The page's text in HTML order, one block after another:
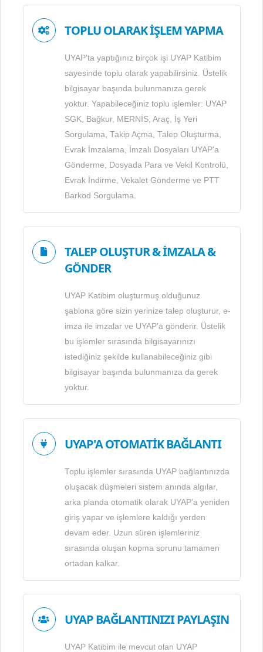
TOPLU OLARAK İŞLEM YAPMA
UYAP'ta yaptığınız birçok işi UYAP Katibim
sayesinde toplu olarak yapabilirsiniz. Üstelik
bilgisayar başında bulunmanıza gerek
yoktur. Yapabileceğiniz toplu işlemler: UYAP
SGK, Bağkur, MERNİS, Araç, İş Yeri
Sorgulama, Takip Açma, Talep Oluşturma,
Evrak İmzalama, İmzalı Dosyaları UYAP'a
Gönderme, Dosyada Para ve Vekil Kontrolü,
Evrak İndirme, Vekalet Gönderme ve PTT
Barkod Sorgulama.
TALEP OLUŞTUR & İMZALA &
GÖNDER
UYAP Katibim oluşturmuş olduğunuz
şablona göre sizin yerinize talep oluşturur, e-
imza ile imzalar ve UYAP'a gönderir. Üstelik
bu işlemler sırasında bilgisayarınızı
istediğiniz şekilde kullanabileceğiniz gibi
bilgisayar başında bulunmanıza da gerek
yoktur.
UYAP'A OTOMATİK BAĞLANTI
Toplu işlemler sırasında UYAP bağlantınızda
oluşacak düşmeleri sistem anında algılar,
arka planda otomatik olarak UYAP'a yeniden
giriş yapar ve işlemlere kaldığı yerden
devam eder. Uzun süren işlemleriniz
sırasında oluşan kopma sorunu tamamen
ortadan kalkar.
UYAP BAĞLANTINIZI PAYLAŞIN
UYAP Katibim ile mevcut olan UYAP